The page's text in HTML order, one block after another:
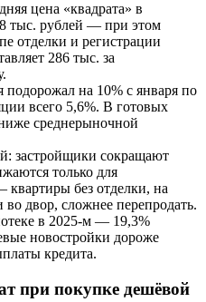
цена «квадрата» в
тыс. рублей — при этом
отделки и регистрации
286 тыс. за
на 10% с января по
всего 5,6%. В готовых
среднерыночной
застройщики сокращают
только для
без отделки, на
двор, сложнее перепродать.
в 2025-м — 19,3%
новостройки дороже
кредита.
при покупке дешёвой